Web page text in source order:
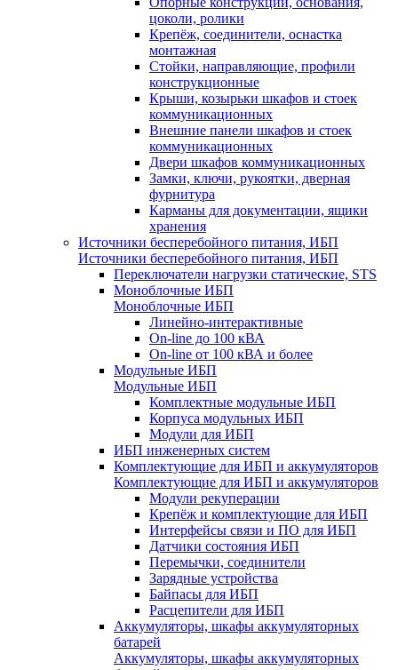
цоколи, ролики
Крепёж, соединители, оснастка
монтажная
Стойки, направляющие, профили
конструкционные
Крыши, козырьки шкафов и стоек
коммуникационных
Внешние панели шкафов и стоек
коммуникационных
Двери шкафов коммуникационных
Замки, ключи, рукоятки, дверная
фурнитура
Карманы для документации, ящики
хранения
Источники бесперебойного питания, ИБП
Источники бесперебойного питания, ИБП
Переключатели нагрузки статические, STS
Моноблочные ИБП
Моноблочные ИБП
Линейно-интерактивные
On-line до 100 кВА
On-line от 100 кВА и более
Модульные ИБП
Модульные ИБП
Комплектные модульные ИБП
Корпуса модульных ИБП
Модули для ИБП
ИБП инженерных систем
Комплектующие для ИБП и аккумуляторов
Комплектующие для ИБП и аккумуляторов
Модули рекуперации
Крепёж и комплектующие для ИБП
Интерфейсы связи и ПО для ИБП
Датчики состояния ИБП
Перемычки, соединители
Зарядные устройства
Байпасы для ИБП
Расцепители для ИБП
Аккумуляторы, шкафы аккумуляторных
батарей
Аккумуляторы, шкафы аккумуляторных